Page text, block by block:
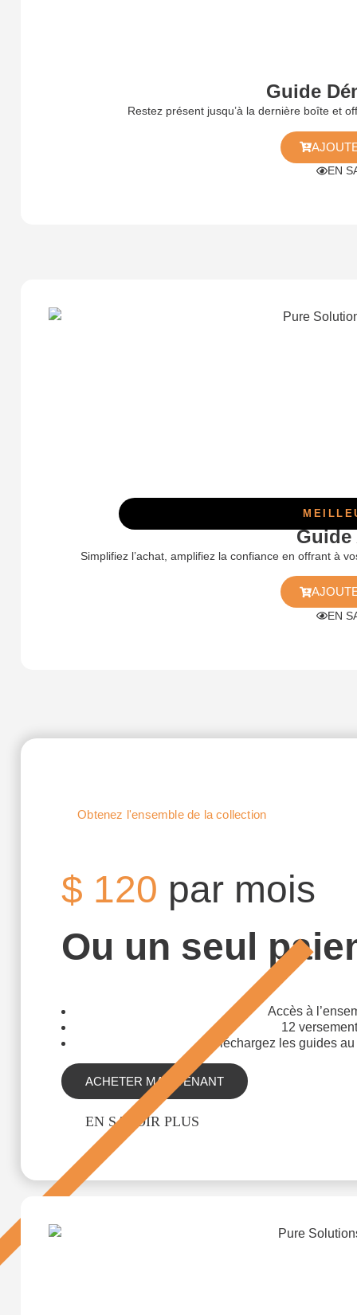
Guide
Restez présent jusqu’à la dernière boîte et
EN
Guide
Simplifiez l’achat, amplifiez la confiance en offrant à
EN
Obtenez l'ensemble de la collection
$ 120 par mois
Ou un seul
Accès à
12
Téléchargez les guides
ACHETER MAINTENANT
EN SAVOIR PLUS